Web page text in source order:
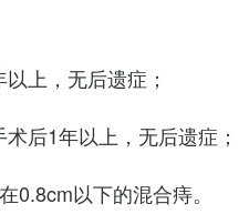
上，无后遗症；
后1年以上，无后遗症；
0.8cm以下的混合痔。